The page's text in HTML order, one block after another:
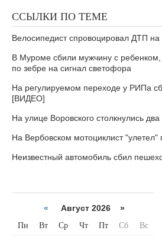
ССЫЛКИ ПО ТЕМЕ
Велосипедист спровоцировал ДТП
В Муроме сбили мужчину с
по зебре на сигнал светофора
На регулируемом переходе у РИПа
[ВИДЕО]
На улице Воровского столкнулись два
На Вербовском мотоциклист "улетел"
Неизвестный автомобиль сбил
« Август 2026 »
Пн Вт Ср Чт Пт Сб Вс